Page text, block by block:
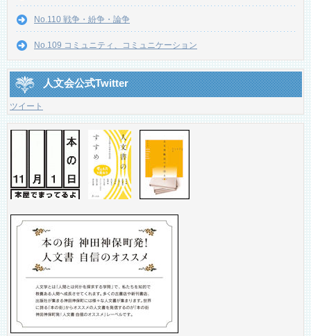
No.110 戦争・紛争・論争
No.109 コミュニティ、コミュニケーション
人文会公式Twitter
ツイート